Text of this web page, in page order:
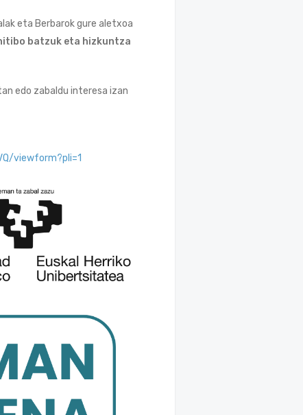
eta Berbarok gure aletxoa
batzuk eta hizkuntza
edo zabaldu interesa izan
viewform?pli=1